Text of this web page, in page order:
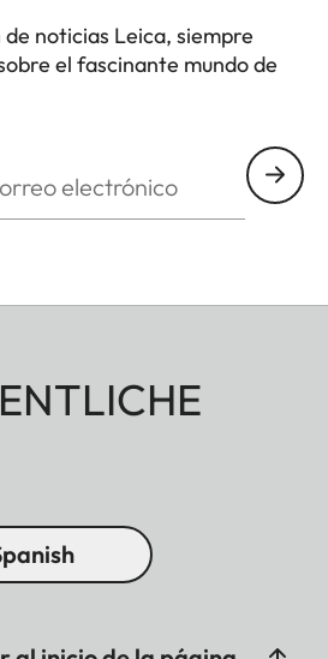
noticias Leica, siempre
el fascinante mundo de